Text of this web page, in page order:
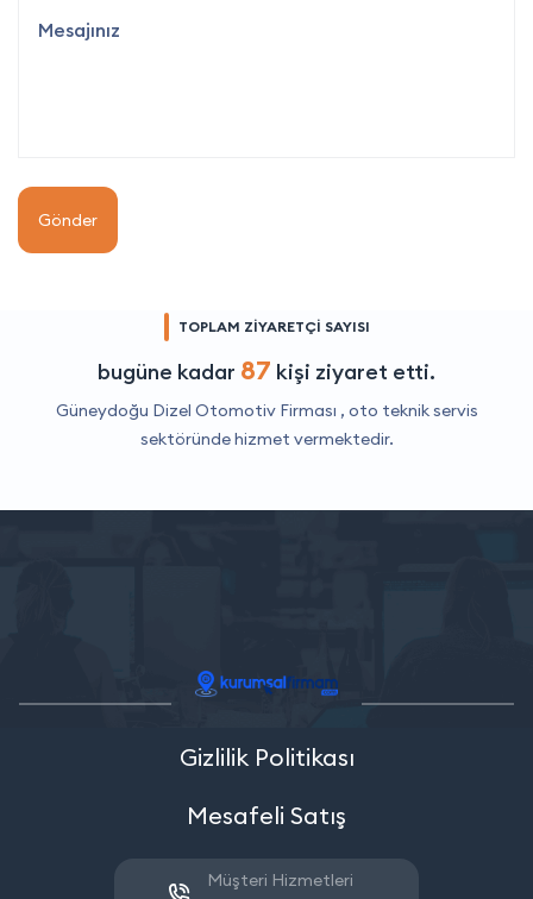
Gönder
TOPLAM ZİYARETÇİ SAYISI
bugüne kadar 87 kişi ziyaret etti.
Güneydoğu Dizel Otomotiv Firması , oto teknik servis
sektöründe hizmet vermektedir.
Gizlilik Politikası
Mesafeli Satış
Müşteri Hizmetleri